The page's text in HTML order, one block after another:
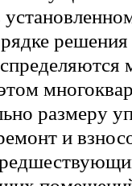
размеру
и